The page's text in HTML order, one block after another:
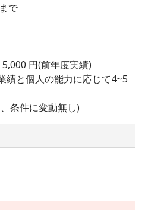
で
円(前年度実績)
績と個人の能力に応じて4~5
条件に変動無し)